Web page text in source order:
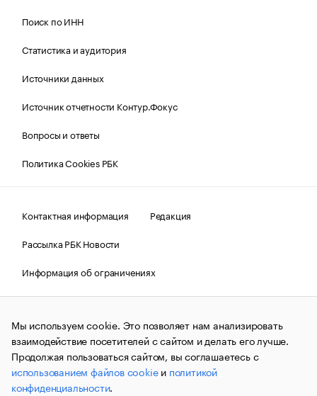
Поиск по ИНН
Статистика и аудитория
Источники данных
Источник отчетности Контур.Фокус
Вопросы и ответы
Политика Cookies РБК
Контактная информация
Редакция
Рассылка РБК Новости
Информация об ограничениях
Правовая информация
О соблюдении авторских прав
© АО «РОСБИЗНЕСКОНСАЛТИНГ»,1995–2026.Сообщения
и материалы информационного агентства «РБК»
(зарегистрировано Федеральной службой по надзору в сфере
связи, информационных технологий и массовых
коммуникаций (Роскомнадзор) 09.12.2015 за номером ИА
№ФС77-63848) сопровождаются пометкой «РБК». Отдельные
Мы используем cookie. Это позволяет нам анализировать
взаимодействие посетителей с сайтом и делать его лучше.
Продолжая пользоваться сайтом, вы соглашаетесь с
использованием файлов cookieи политикой
конфиденциальности.